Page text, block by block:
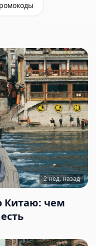
2 нед. назад
Китаю: чем